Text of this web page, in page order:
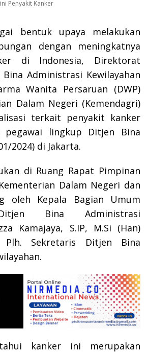
Penyakit Kanker
bentuk upaya melakukan
dengan meningkatnya
di Indonesia, Direktorat
Bina Administrasi Kewilayahan
Wanita Persaruan (DWP)
Dalam Negeri (Kemendagri)
terkait penyakit kanker
pegawai lingkup Ditjen Bina
2024) di Jakarta.
di Ruang Rapat Pimpinan
Dalam Negeri dan
oleh Kepala Bagian Umum
Bina Administrasi
Kamajaya, S.IP, M.Si (Han)
Plh. Sekretaris Ditjen Bina
kanker ini merupakan